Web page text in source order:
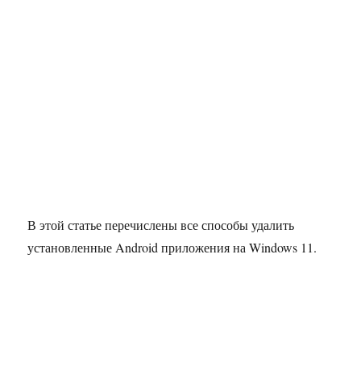
В этой статье перечислены все способы удалить
установленные Android приложения на Windows 11.